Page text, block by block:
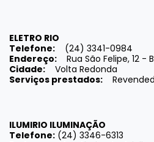
ELETRO RIO
Telefone: (24) 3341-0984
Endereço: Rua São Felipe, 12 -
Cidade: Volta Redonda
Serviços prestados:
ILUMIRIO ILUMINAÇÃO
Telefone: (24) 3346-6313